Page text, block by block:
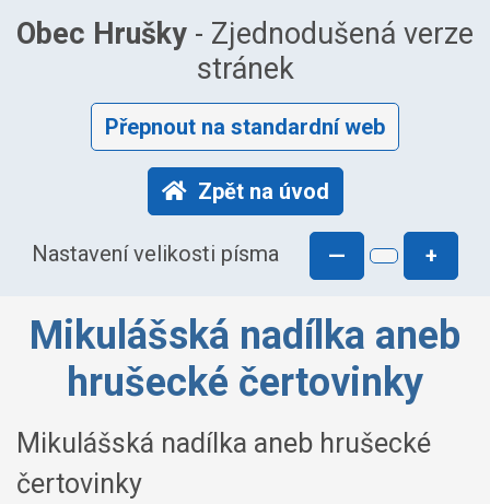
Obec Hrušky - Zjednodušená verze
stránek
Přepnout na standardní web
Zpět na úvod
Nastavení velikosti písma — +
Mikulášská nadílka aneb
hrušecké čertovinky
Mikulášská nadílka aneb hrušecké
čertovinky